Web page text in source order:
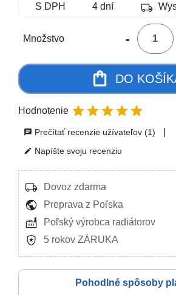
S DPH 4 dní local_shipping
Množstvo -
shopping_bag DO
Hodnotenie 
chat Prečítať recenzie užívateľov (1)
edit Napíšte svoju recenziu
local_shipping Dovoz zdarma
public Preprava z Poľska
factory Poľský výrobca radiátorov
local_police 5 rokov ZÁRUKA
Pohodlné spôsoby